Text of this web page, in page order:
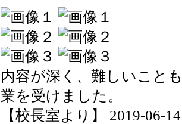
内容が深く、難しいこと
業を受けました。
【校長室より】 2019-06-